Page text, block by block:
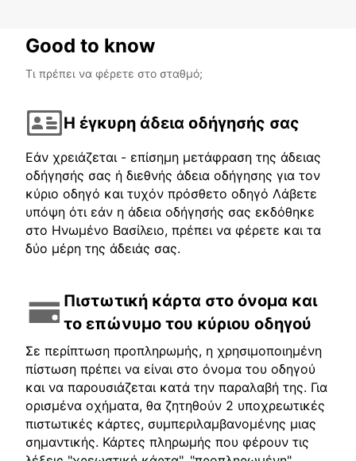
Good to know
Τι πρέπει να φέρετε στο σταθμό;
Η έγκυρη άδεια οδήγησής σας
Εάν χρειάζεται - επίσημη μετάφραση της άδειας
οδήγησής σας ή διεθνής άδεια οδήγησης για τον
κύριο οδηγό και τυχόν πρόσθετο οδηγό Λάβετε
υπόψη ότι εάν η άδεια οδήγησής σας εκδόθηκε
στο Ηνωμένο Βασίλειο, πρέπει να φέρετε και τα
δύο μέρη της άδειάς σας.
Πιστωτική κάρτα στο όνομα και
το επώνυμο του κύριου οδηγού
Σε περίπτωση προπληρωμής, η χρησιμοποιημένη
πίστωση πρέπει να είναι στο όνομα του οδηγού
και να παρουσιάζεται κατά την παραλαβή της. Για
ορισμένα οχήματα, θα ζητηθούν 2 υποχρεωτικές
πιστωτικές κάρτες, συμπεριλαμβανομένης μιας
σημαντικής. Κάρτες πληρωμής που φέρουν τις